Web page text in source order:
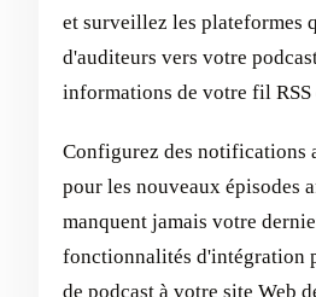
et surveillez les plateformes
d'auditeurs vers votre
informations de votre fil RSS
Configurez des notifications
pour les nouveaux épisodes
manquent jamais votre
fonctionnalités d'intégration
de podcast à votre site Web